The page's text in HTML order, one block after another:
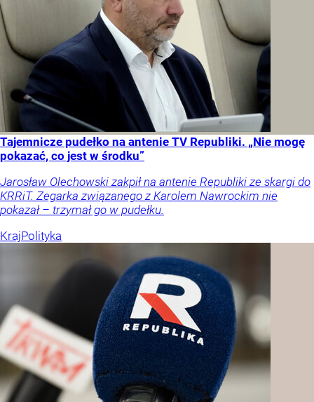
Tajemnicze pudełko na antenie TV Republiki. „Nie mogę
pokazać, co jest w środku”
Jarosław Olechowski zakpił na antenie Republiki ze skargi do
KRRiT. Zegarka związanego z Karolem Nawrockim nie
pokazał – trzymał go w pudełku.
KrajPolityka